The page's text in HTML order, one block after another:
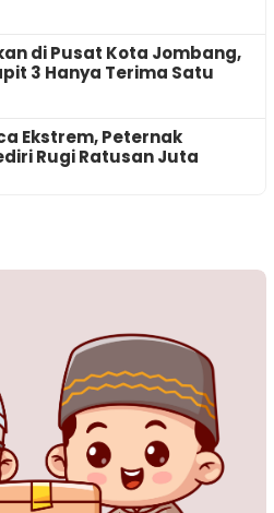
di Pusat Kota Jombang,
3 Hanya Terima Satu
Ekstrem, Peternak
Rugi Ratusan Juta